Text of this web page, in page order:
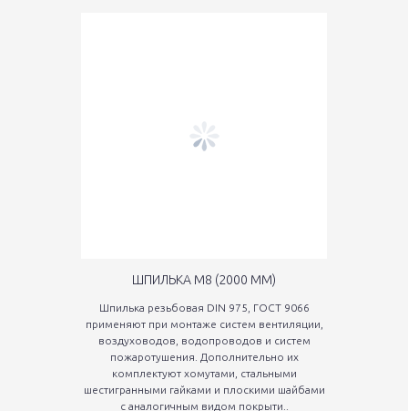
ШПИЛЬКА М8 (2000 ММ)
Шпилька резьбовая DIN 975, ГОСТ 9066
применяют при монтаже систем вентиляции,
воздуховодов, водопроводов и систем
пожаротушения. Дополнительно их
комплектуют хомутами, стальными
шестигранными гайками и плоскими шайбами
с аналогичным видом покрыти..